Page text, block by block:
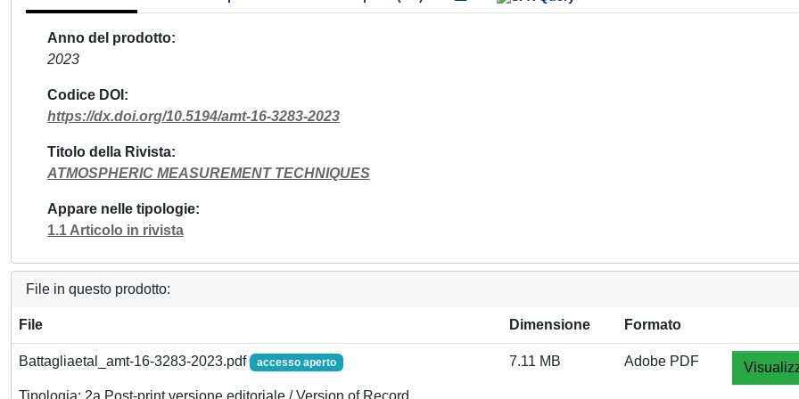
Anno del prodotto
2023
Codice DOI
https://dx.doi.org/10.5194/amt-16-3283-2023
Titolo della Rivista
ATMOSPHERIC MEASUREMENT TECHNIQUES
Appare nelle tipologie
1.1 Articolo in rivista
File in questo prodotto:
File Dimensione Formato
Battagliaetal_amt-16-3283-2023.pdf accesso aperto 7.11 MB Adobe PDF